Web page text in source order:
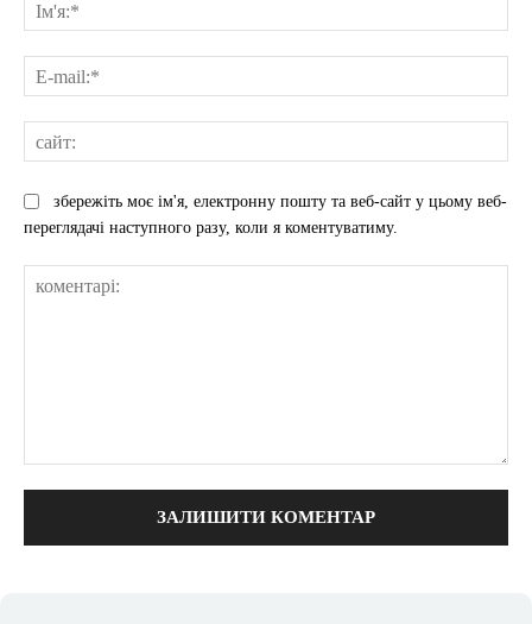
збережіть моє ім'я, електронну пошту та веб-сайт у цьому веб-
переглядачі наступного разу, коли я коментуватиму.